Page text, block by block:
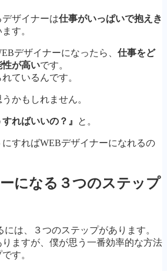
ザイナーは仕事がいっぱいで抱えき
す。
デザイナーになったら、 仕事をど
性が高いです。
ているんです。
かもしれません。
ればいいの？』 と。
すればWEBデザイナーになれるの
になる３つのステップ
は、３つのステップがあります。
りますが、僕が思う一番効率的な方法
す。